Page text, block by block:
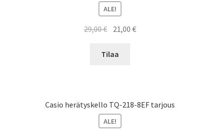
ALE!
29,00€ Alkuperäinen
oli:
21,00€Nykyinen
Tilaa
Casio herätyskello TQ-218-8EF tarjous
ALE!